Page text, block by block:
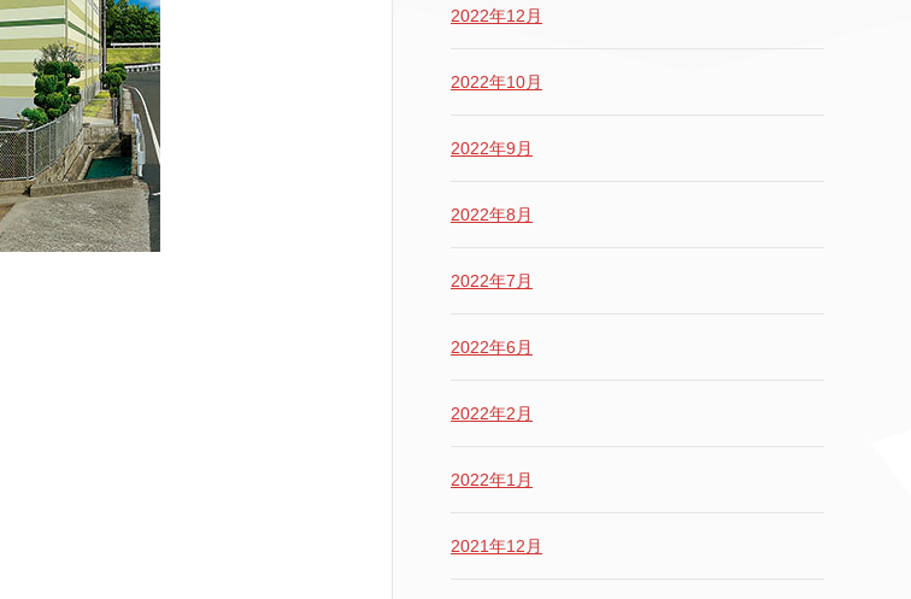
2022年12月
2022年10月
2022年9月
2022年8月
2022年7月
2022年6月
2022年2月
2022年1月
2021年12月